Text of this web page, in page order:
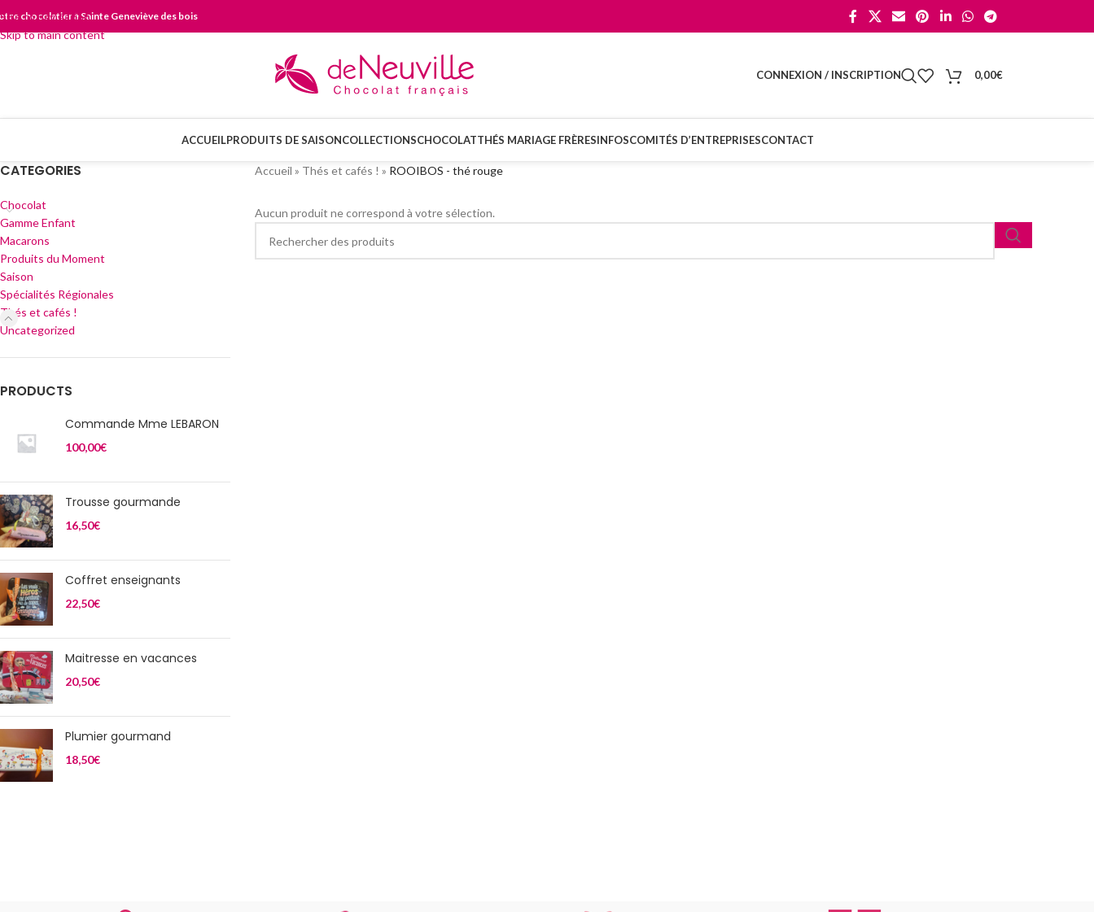
Skip to navigation
Skip to main content
chocolatier à Sainte Geneviève des bois
CONNEXION / INSCRIPTION 0,00€
ACCUEILPRODUITS DE SAISONCOLLECTIONSCHOCOLATTHÉS MARIAGE FRÈRESINFOSCOMITÉS D’ENTREPRISESCONTACT
CATEGORIES
Chocolat
Gamme Enfant
Macarons
Produits du Moment
Saison
Spécialités Régionales
Thés et cafés !
Uncategorized
PRODUCTS
Commande Mme LEBARON
100,00€
Trousse gourmande
16,50€
Coffret enseignants
22,50€
Maitresse en vacances
20,50€
Plumier gourmand
18,50€
Accueil » Thés et cafés ! » ROOIBOS - thé rouge
Aucun produit ne correspond à votre sélection.